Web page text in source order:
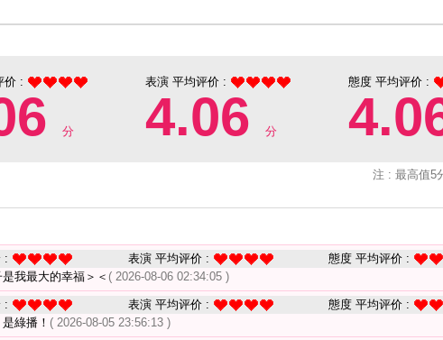
价 :
分
表演 平均评价 :
4.06 分
態度 平均评价 :
注 : 最高值5
: 表演 平均评价 :
態度 平均评价 :
我最大的幸福＞＜ ( 2026-08-06 02:34:05 )
: 表演 平均评价 :
態度 平均评价 :
綠播！ ( 2026-08-05 23:56:13 )